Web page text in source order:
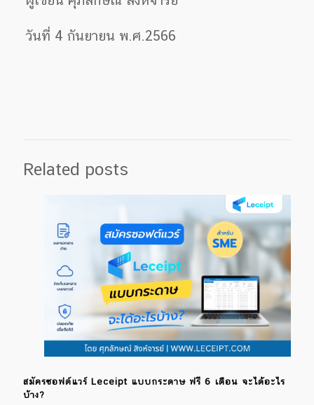
วันที่ 4 กันยายน พ.ศ.2566
Related posts
สมัครซอฟต์แวร์ Leceipt แบบกระดาษ ฟรี 6 เดือน จะได้อะไร
บ้าง?